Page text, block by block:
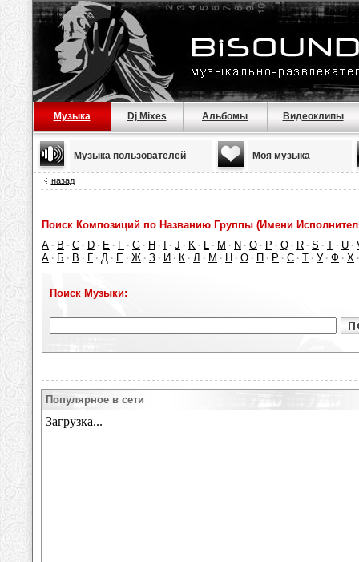
Музыка Dj Mixes Альбомы Видеоклипы
Музыка пользователей Моя музыка
назад
Поиск Композиций по Названию Группы (Имени
A · B · C · D · E · F · G · H · · J · K · L · M · N · O · P · Q · R · S · T · U ·
А · Б · В · Г · Д · Е · Ж · З · И · К · Л · М · Н · О · П · Р · С · Т · У · Ф · Х
Поиск Музыки:
Популярное в сети